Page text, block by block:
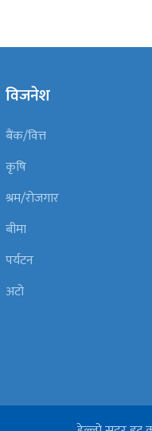
विजनेश
बैंक/वित्त
कृषि
श्रम/रोजगार
बीमा
पर्यटन
अटो